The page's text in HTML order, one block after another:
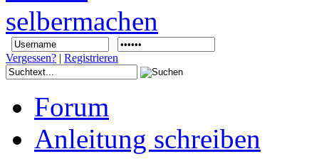
Vergessen? | Registrieren
Forum
Anleitung schreiben